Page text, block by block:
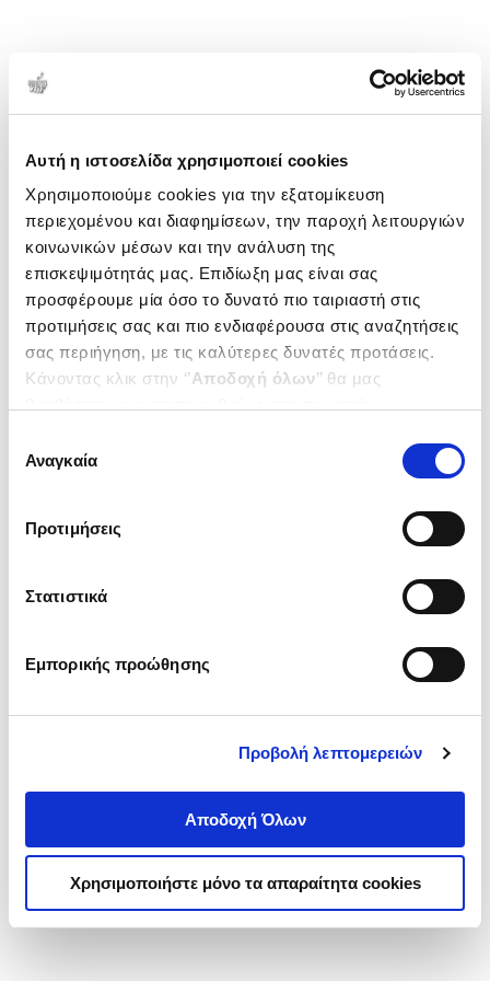
Αυτή η ιστοσελίδα χρησιμοποιεί cookies
Χρησιμοποιούμε cookies για την εξατομίκευση
περιεχομένου και διαφημίσεων, την παροχή λειτουργιών
κοινωνικών μέσων και την ανάλυση της
επισκεψιμότητάς μας. Επιδίωξη μας είναι σας
προσφέρουμε μία όσο το δυνατό πιο ταιριαστή στις
προτιμήσεις σας και πιο ενδιαφέρουσα στις αναζητήσεις
σας περιήγηση, με τις καλύτερες δυνατές προτάσεις.
Κάνοντας κλικ στην ‘’Αποδοχή όλων’’ θα μας
ενδιαφέρουν και να επιλέξετε από τα παρακάτω με την
΄΄και να ενημερωθείτε σχετικά με
συγκατάθεσης
Αναγκαία
Προτιμήσεις
Στατιστικά
Εμπορικής προώθησης
Προβολή λεπτομερειών
Αποδοχή Όλων
Χρησιμοποιήστε μόνο τα απαραίτητα cookies